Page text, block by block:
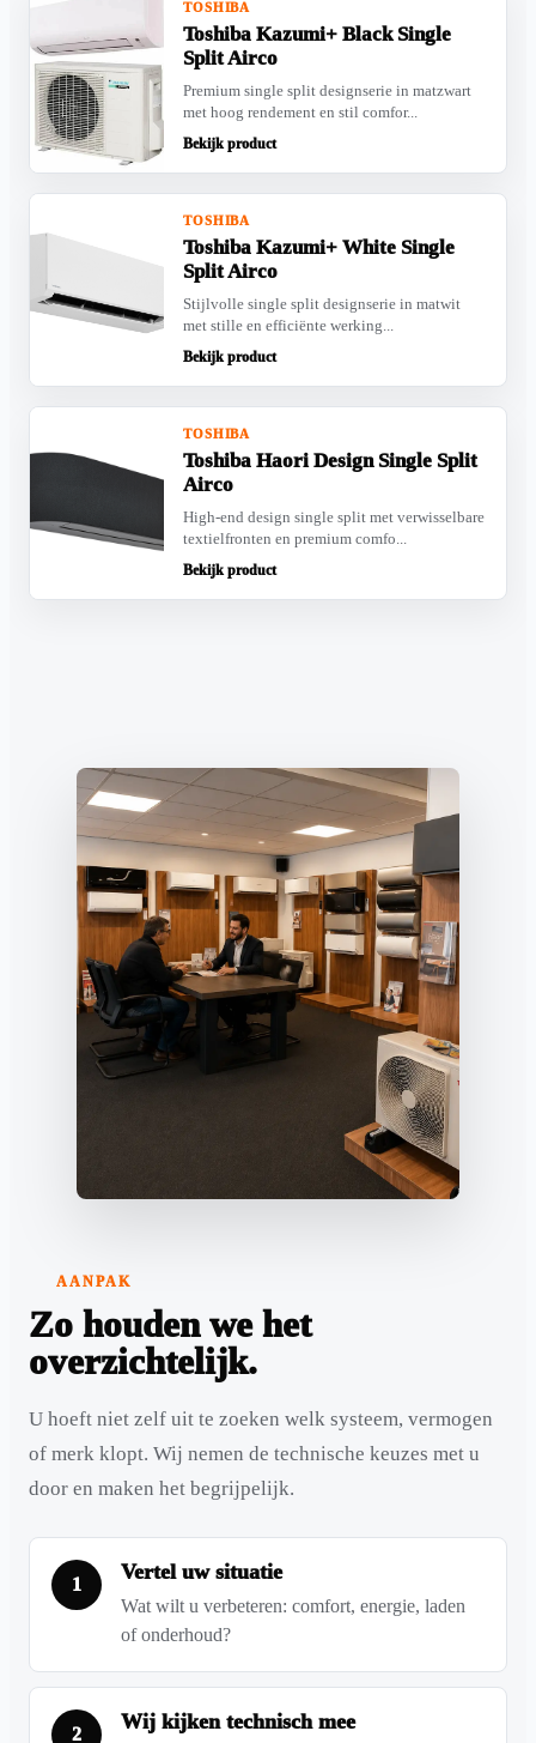
TOSHIBA
Toshiba Kazumi+ Black Single
Split Airco
Premium single split designserie in matzwart
met hoog rendement en stil comfor...
Bekijk product
TOSHIBA
Toshiba Kazumi+ White Single
Split Airco
Stijlvolle single split designserie in matwit
met stille en efficiënte werking...
Bekijk product
TOSHIBA
Toshiba Haori Design Single Split
Airco
High-end design single split met verwisselbare
textielfronten en premium comfo...
Bekijk product
AANPAK
Zo houden we het
overzichtelijk.
U hoeft niet zelf uit te zoeken welk systeem, vermogen
of merk klopt. Wij nemen de technische keuzes met u
door en maken het begrijpelijk.
1
Vertel uw situatie
Wat wilt u verbeteren: comfort, energie, laden
of onderhoud?
2
Wij kijken technisch mee